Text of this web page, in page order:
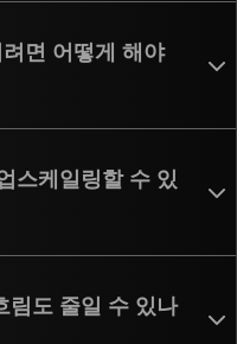
면 어떻게 해야
스케일링할 수 있
림도 줄일 수 있나